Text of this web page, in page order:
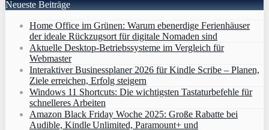
Neueste Beiträge
Home Office im Grünen: Warum ebenerdige Ferienhäuser
der ideale Rückzugsort für digitale Nomaden sind
Aktuelle Desktop-Betriebssysteme im Vergleich für
Webmaster
Interaktiver Businessplaner 2026 für Kindle Scribe – Planen,
Ziele erreichen, Erfolg steigern
Windows 11 Shortcuts: Die wichtigsten Tastaturbefehle für
schnelleres Arbeiten
Amazon Black Friday Woche 2025: Große Rabatte bei
Audible, Kindle Unlimited, Paramount+ und